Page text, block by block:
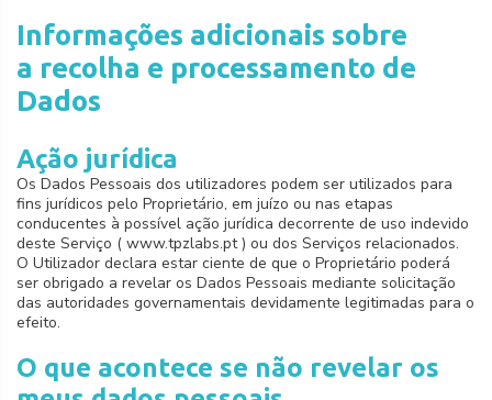
Informações adicionais sobre
a recolha e processamento de
Dados
Ação jurídica
Os Dados Pessoais dos utilizadores podem ser utilizados para
fins jurídicos pelo Proprietário, em juízo ou nas etapas
conducentes à possível ação jurídica decorrente de uso indevido
deste Serviço ( www.tpzlabs.pt ) ou dos Serviços relacionados.
O Utilizador declara estar ciente de que o Proprietário poderá
ser obrigado a revelar os Dados Pessoais mediante solicitação
das autoridades governamentais devidamente legitimadas para o
efeito.
O que acontece se não revelar os